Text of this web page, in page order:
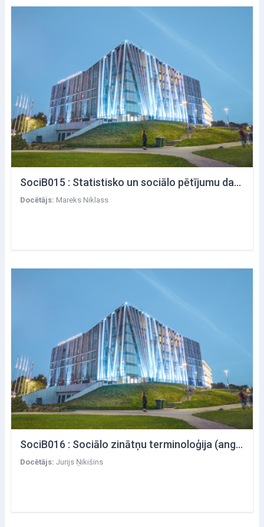
SociB015 : Statistisko un sociālo pētījumu datu avoti
Docētājs: Mareks Niklass
SociB016 : Sociālo zinātņu terminoloģija (angļu valodā)
Docētājs: Jurijs Ņikišins